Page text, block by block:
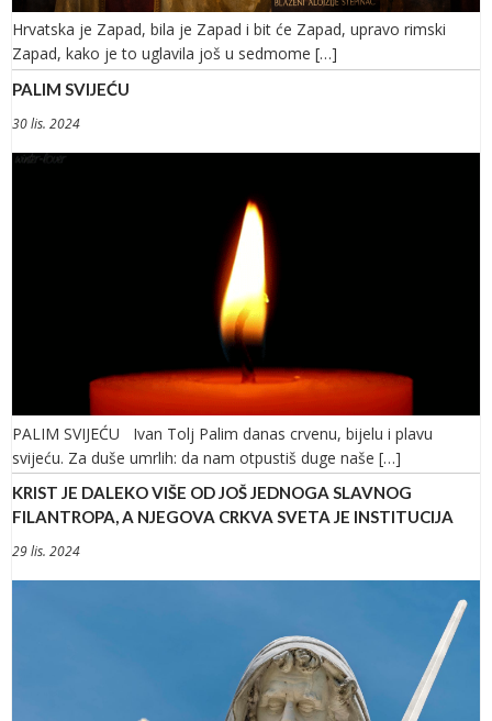
Hrvatska je Zapad, bila je Zapad i bit će Zapad, upravo rimski
Zapad, kako je to uglavila još u sedmome […]
PALIM SVIJEĆU
30 lis. 2024
PALIM SVIJEĆU Ivan Tolj Palim danas crvenu, bijelu i plavu
svijeću. Za duše umrlih: da nam otpustiš duge naše […]
KRIST JE DALEKO VIŠE OD JOŠ JEDNOGA SLAVNOG
FILANTROPA, A NJEGOVA CRKVA SVETA JE INSTITUCIJA
29 lis. 2024